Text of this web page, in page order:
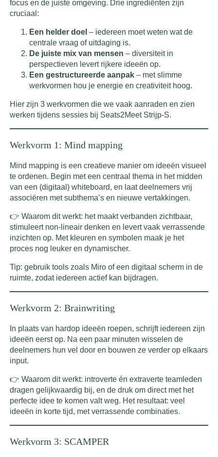
focus en de juiste omgeving. Drie ingrediënten zijn
cruciaal:
Een helder doel – iedereen moet weten wat de
centrale vraag of uitdaging is.
De juiste mix van mensen – diversiteit in
perspectieven levert rijkere ideeën op.
Een gestructureerde aanpak – met slimme
werkvormen hou je energie en creativiteit hoog.
Hier zijn 3 werkvormen die we vaak aanraden en zien
werken tijdens sessies bij Seats2Meet Strijp-S.
Werkvorm 1: Mind mapping
Mind mapping is een creatieve manier om ideeën visueel
te ordenen. Begin met een centraal thema in het midden
van een (digitaal) whiteboard, en laat deelnemers vrij
associëren met subthema’s en nieuwe vertakkingen.
👉 Waarom dit werkt: het maakt verbanden zichtbaar,
stimuleert non-lineair denken en levert vaak verrassende
inzichten op. Met kleuren en symbolen maak je het
proces nog leuker en dynamischer.
Tip: gebruik tools zoals Miro of een digitaal scherm in de
ruimte, zodat iedereen actief kan bijdragen.
Werkvorm 2: Brainwriting
In plaats van hardop ideeën roepen, schrijft iedereen zijn
ideeën eerst op. Na een paar minuten wisselen de
deelnemers hun vel door en bouwen ze verder op elkaars
input.
👉 Waarom dit werkt: introverte én extraverte teamleden
dragen gelijkwaardig bij, en de druk om direct met het
perfecte idee te komen valt weg. Het resultaat: veel
ideeën in korte tijd, met verrassende combinaties.
Werkvorm 3: SCAMPER